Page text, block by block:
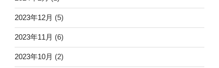
2023年12月 (5)
2023年11月 (6)
2023年10月 (2)